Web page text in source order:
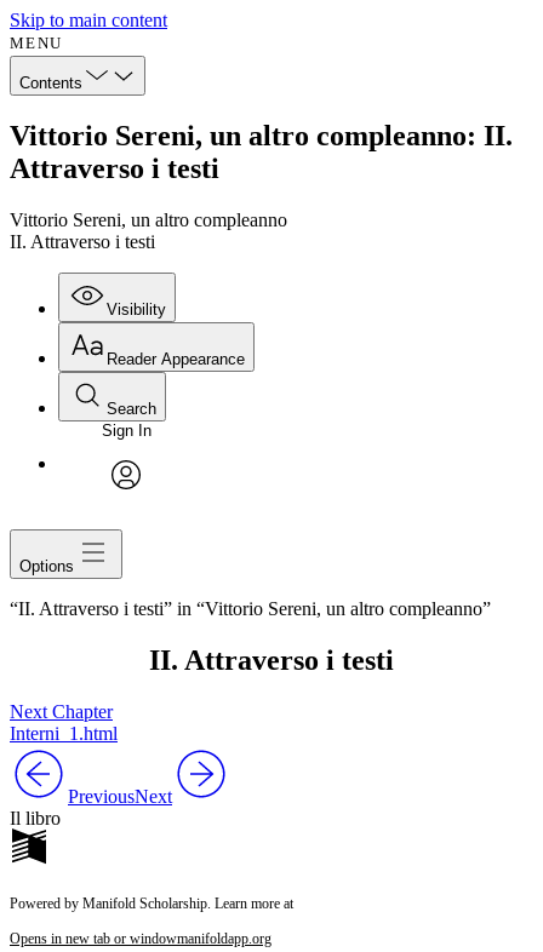
Skip to main content
MENU
Contents
Vittorio Sereni, un altro compleanno: II.
Attraverso i testi
Vittorio Sereni, un altro compleanno
II. Attraverso i testi
Visibility
Reader Appearance
Search
Sign In
Options
“II. Attraverso i testi” in “Vittorio Sereni, un altro compleanno”
II. Attraverso i testi
Next Chapter
Interni_1.html
PreviousNext
Il libro
Powered by Manifold Scholarship. Learn more at
Opens in new tab or windowmanifoldapp.org